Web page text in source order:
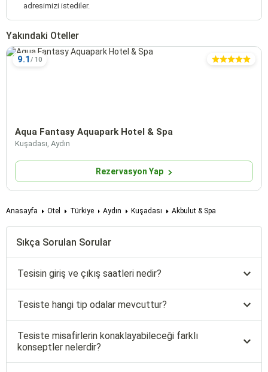
adresimizi istediler.
Yakındaki Oteller
9.1
Aqua Fantasy Aquapark Hotel & Spa
Kuşadası, Aydın
Rezervasyon Yap
Anasayfa Otel Türkiye Aydın Kuşadası Akbulut & Spa
Sıkça Sorulan Sorular
Tesisin giriş ve çıkış saatleri nedir?
Tesiste hangi tip odalar mevcuttur?
Tesiste misafirlerin konaklayabileceği farklı
konseptler nelerdir?